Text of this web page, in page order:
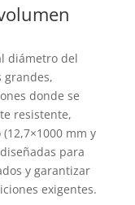
diámetro del
grandes,
donde se
resistente,
mm y
para
y garantizar
exigentes.